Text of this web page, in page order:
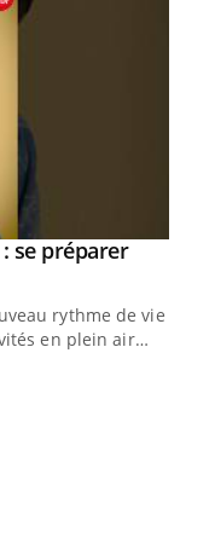
se préparer
rythme de vie !
en plein air…